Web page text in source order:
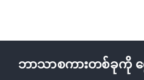
ဘာသာစကားတစ်ခုကို ရွ